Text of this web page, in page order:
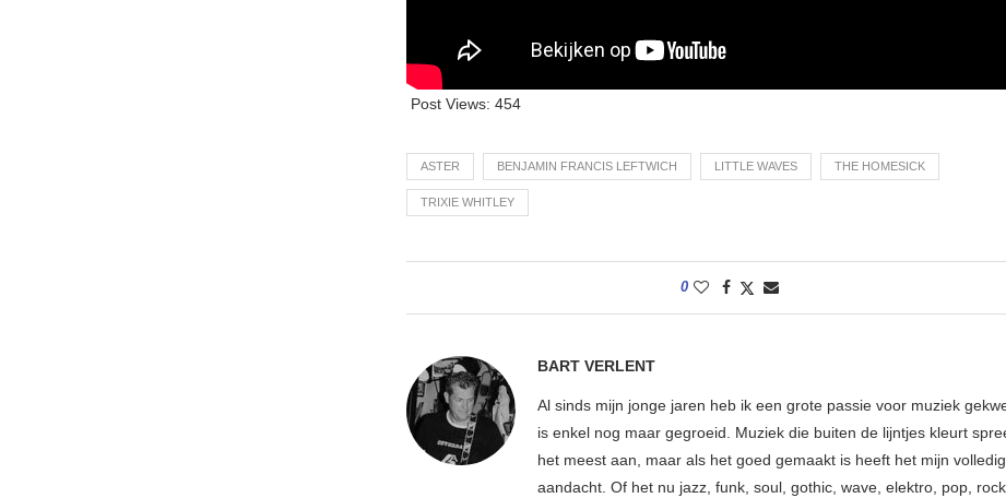
Post Views: 454
ASTER BENJAMIN FRANCIS LEFTWICH LITTLE WAVES THE HOMESICK
TRIXIE WHITLEY
0
BART VERLENT
Al sinds mijn jonge jaren heb ik een grote passie voor muziek
is enkel nog maar gegroeid. Muziek die buiten de lijntjes kleurt
het meest aan, maar als het goed gemaakt is heeft het mijn
aandacht. Of het nu jazz, funk, soul, gothic, wave, elektro, pop,